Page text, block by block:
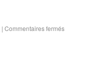
| Commentaires fermés